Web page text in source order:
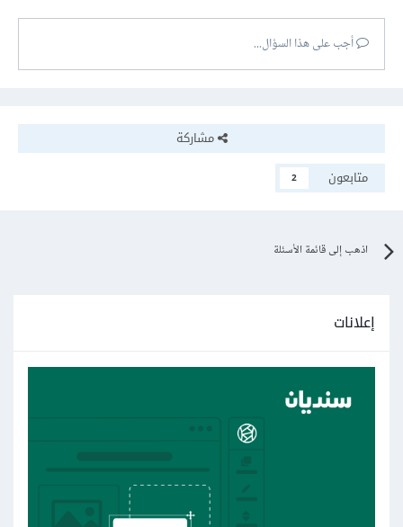
أجب على هذا السؤال...
مشاركة
متابعون
2
اذهب إلى قائمة الأسئلة
إعلانات